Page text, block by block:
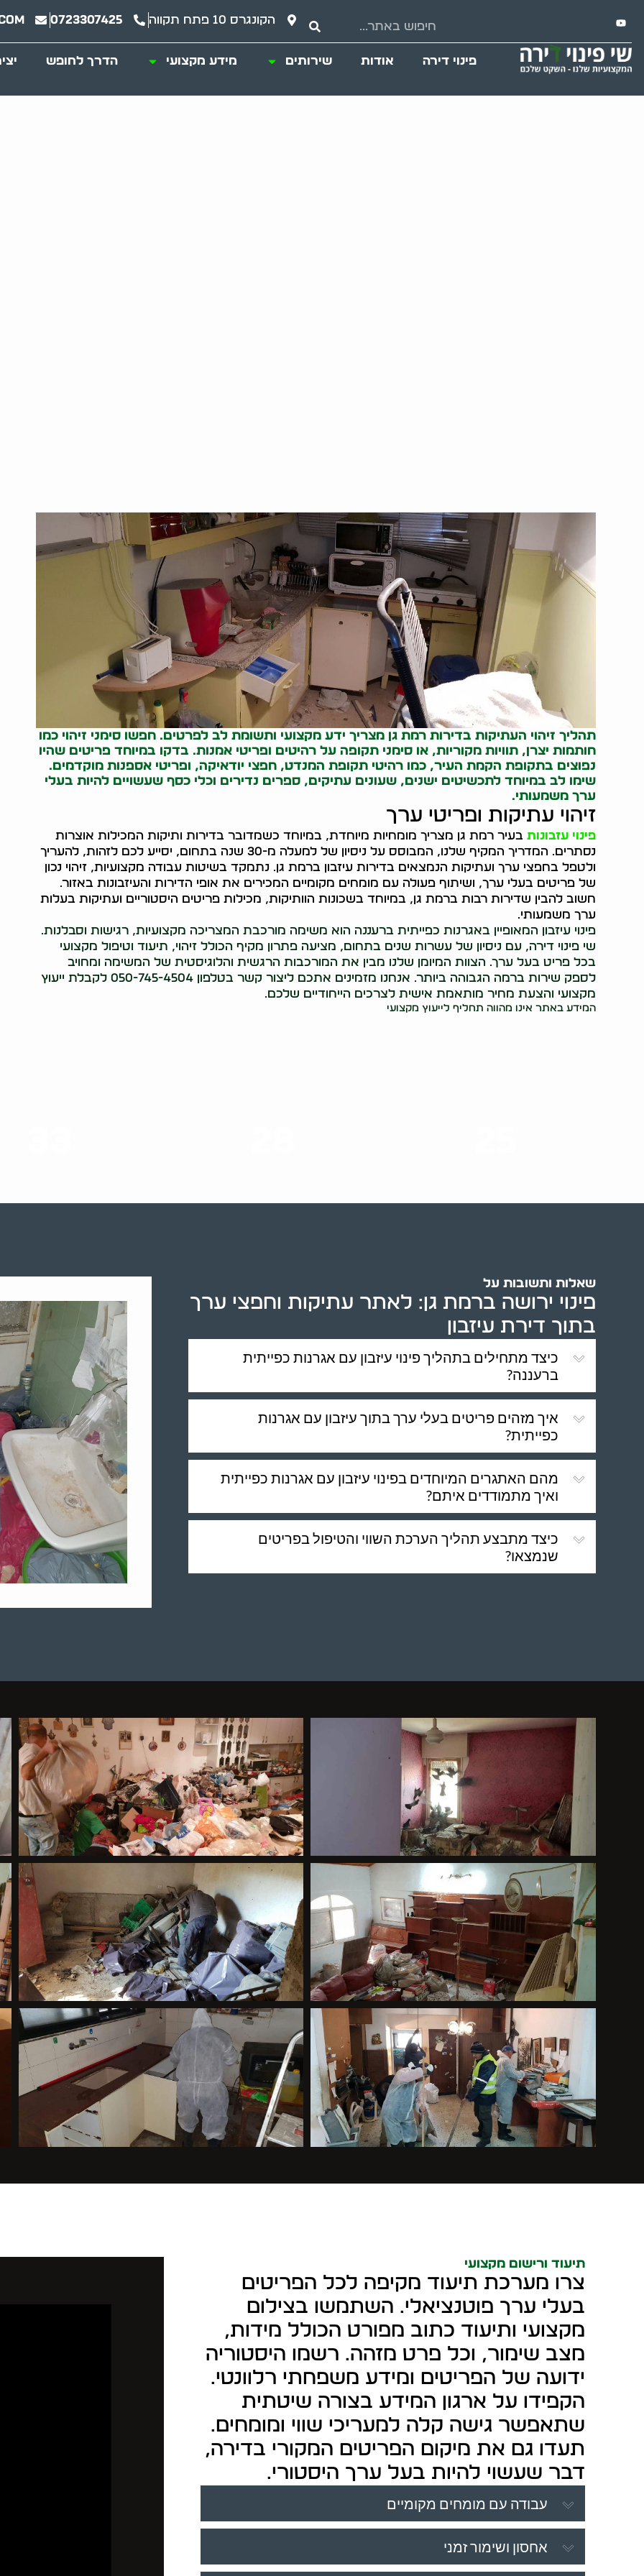
הקונגרס 10 פתח תקווה 0723307425
פינוי דירה אודות שירותים מידע מקצועי הדרך לחופש
תהליך זיהוי העתיקות בדירות רמת גן מצריך ידע מקצועי ותשומת לב לפרטים. חפשו סימני זיהוי כמו
חותמות יצרן, תוויות מקוריות, או סימני תקופה על רהיטים ופריטי אמנות. בדקו במיוחד פריטים שהיו
נפוצים בתקופת הקמת העיר, כמו רהיטי תקופת המנדט, חפצי יודאיקה, ופריטי אספנות מוקדמים.
שימו לב במיוחד לתכשיטים ישנים, שעונים עתיקים, ספרים נדירים וכלי כסף שעשויים להיות בעלי
ערך משמעותי.
זיהוי עתיקות ופריטי ערך
פינוי עזבונות בעיר רמת גן מצריך מומחיות מיוחדת, במיוחד כשמדובר בדירות ותיקות המכילות אוצרות
נסתרים. המדריך המקיף שלנו, המבוסס על ניסיון של למעלה מ-30 שנה בתחום, יסייע לכם לזהות, להעריך
ולטפל בחפצי ערך ועתיקות הנמצאים בדירות עיזבון ברמת גן. נתמקד בשיטות עבודה מקצועיות, זיהוי נכון
של פריטים בעלי ערך, ושיתוף פעולה עם מומחים מקומיים המכירים את אופי הדירות והעיזבונות באזור.
חשוב להבין שדירות רבות ברמת גן, במיוחד בשכונות הוותיקות, מכילות פריטים היסטוריים ועתיקות בעלות
ערך משמעותי.
פינוי עיזבון המאופיין באגרנות כפייתית ברעננה הוא משימה מורכבת המצריכה מקצועיות, רגישות וסבלנות.
שי פינוי דירה, עם ניסיון של עשרות שנים בתחום, מציעה פתרון מקיף הכולל זיהוי, תיעוד וטיפול מקצועי
בכל פריט בעל ערך. הצוות המיומן שלנו מבין את המורכבות הרגשית והלוגיסטית של המשימה ומחויב
לספק שירות ברמה הגבוהה ביותר. אנחנו מזמינים אתכם ליצור קשר בטלפון 050-745-4504 לקבלת ייעוץ
מקצועי והצעת מחיר מותאמת אישית לצרכים הייחודיים שלכם.
המידע באתר אינו מהווה תחליף לייעוץ מקצועי
שאלות ותשובות על
פינוי ירושה ברמת גן: לאתר עתיקות וחפצי ערך
בתוך דירת עיזבון
כיצד מתחילים בתהליך פינוי עיזבון עם אגרנות כפייתית
ברעננה?
איך מזהים פריטים בעלי ערך בתוך עיזבון עם אגרנות
כפייתית?
מהם האתגרים המיוחדים בפינוי עיזבון עם אגרנות כפייתית
ואיך מתמודדים איתם?
כיצד מתבצע תהליך הערכת השווי והטיפול בפריטים
שנמצאו?
תיעוד ורישום מקצועי
צרו מערכת תיעוד מקיפה לכל הפריטים
בעלי ערך פוטנציאלי. השתמשו בצילום
מקצועי ותיעוד כתוב מפורט הכולל מידות,
מצב שימור, וכל פרט מזהה. רשמו היסטוריה
ידועה של הפריטים ומידע משפחתי רלוונטי.
הקפידו על ארגון המידע בצורה שיטתית
שתאפשר גישה קלה למעריכי שווי ומומחים.
תעדו גם את מיקום הפריטים המקורי בדירה,
דבר שעשוי להיות בעל ערך היסטורי.
עבודה עם מומחים מקומיים
אחסון ושימור זמני